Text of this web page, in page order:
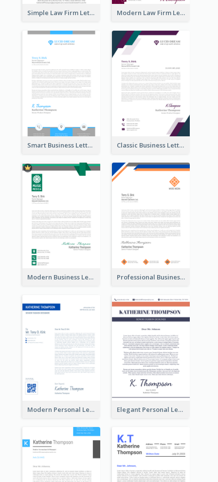
Simple Law Firm Letterhead Modern Law Firm Letterhead
Smart Business Letterhead Classic Business Letterhead
Modern Business Letterhead Professional Business Letterhead
Modern Personal Letterhead Elegant Personal Letterhead